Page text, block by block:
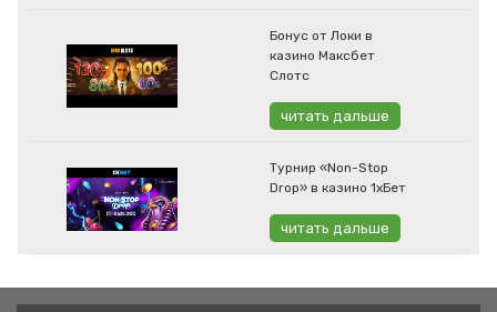
Бонус от Локи в
казино Максбет
Слотс
читать дальше
Турнир «Non-Stop
Drop» в казино 1хБет
читать дальше